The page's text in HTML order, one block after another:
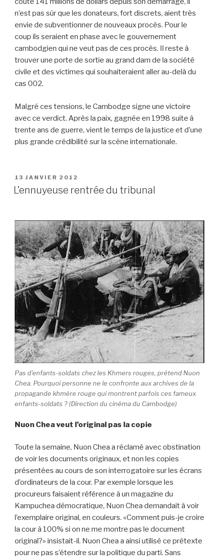
n’est pas sûr que les donateurs, fort discrets, aient très
envie de subventionner de nouveaux procès. Pour le
coup ils seraient en phase avec le gouvernement
cambodgien qui ne veut pas de ces procès. Il reste à
trouver une porte de sortie au grand dam de la société
civile et des victimes qui souhaiteraient aller au-delà du
cas 002.
Malgré ces tensions, le Cambodge signe une victoire
avec ce verdict. Après la paix, gagnée en 1998 suite à
trente ans de guerre, vient le temps de la justice et d’une
plus grande crédibilité sur la scène internationale.
PUBLIÉ
LE
13 JANVIER 2012
L’ennuyeuse rentrée du tribunal
Pas d'enfants-soldats chez les Khmers rouges, prétend Nuon
Chea. Pourquoi personne ne le confronte aux archives de la
propagande khmère rouge qui montrent parfois ces fameux
enfants-soldats ? (Direction du cinéma du Cambodge)
Nuon Chea veut l’original pas la copie
Toute la semaine, Nuon Chea a réclamé avec obstination
de voir les documents originaux, et non les copies
présentées au cours de son interrogatoire sur les écrans
d’ordinateurs de la cour. Par exemple lorsque les
procureurs faisaient référence à un magazine du
Kampuchea démocratique, Nuon Chea demandait à voir
l’exemplaire original, en couleurs. «Comment puis-je croire
la cour à 100% si on ne me montre pas le document
original?» insistait-il. Nuon Chea a ainsi utilisé ce prétexte
pour ne pas s’étendre sur la politique du parti. Sans